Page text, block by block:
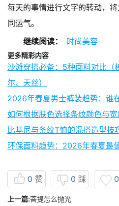
每天的事情进行文字的转动，
同运气。
继续阅读：
时尚美容
更多精彩内容
沙滩穿搭必备：5种面料对比（
尔、天丝）
2026年春夏男士裤装趋势：谁
如何根据肤色选择条纹颜色与
比基尼与条纹T恤的混搭造型
环保面料趋势：2026年春夏最
0 赞 0 踩 0
上一篇:菩提怎么抛光